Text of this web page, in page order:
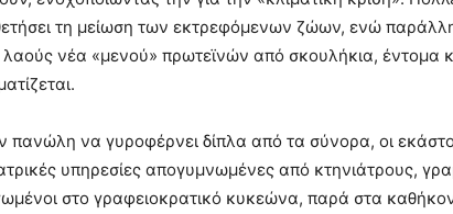
τη μείωση των εκτρεφόμενων ζώων, ενώ
λαούς νέα «μενού» πρωτεϊνών από σκουλήκια, έντομα
πανώλη να γυροφέρνει δίπλα από τα σύνορα, οι
υπηρεσίες απογυμνωμένες από κτηνιάτρους,
στο γραφειοκρατικό κυκεώνα, παρά στα